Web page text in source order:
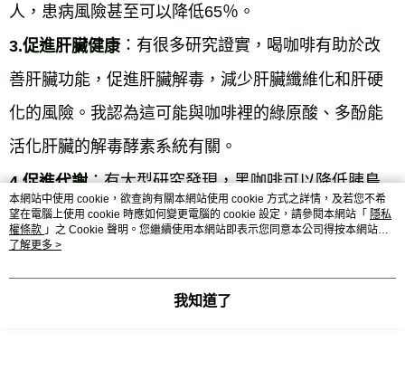
人，患病風險甚至可以降低65％。
3.促進肝臟健康 ：有很多研究證實，喝咖啡有助於改
善肝臟功能，促進肝臟解毒，減少肝臟纖維化和肝硬
化的風險。我認為這可能與咖啡裡的綠原酸、多酚能
活化肝臟的解毒酵素系統有關。
4.促進代謝：有大型研究發現，黑咖啡可以降低胰島
素阻抗，胰島素敏感性增加對血糖代謝有好處，可改
善第二型糖尿病。
5.延緩皮膚老化：研究發現，適度喝咖啡對於皮膚老
本網站中使用 cookie，欲查詢有關本網站使用 cookie 方式之詳情，及若您不希
望在電腦上使用 cookie 時應如何變更電腦的 cookie 設定，請參閱本網站「 隱私
權條款 」之 Cookie 聲明。您繼續使用本網站即表示您同意本公司得按本網站使
用條款之 Cookie 聲明使用 cookie。
了解更多 >
我知道了